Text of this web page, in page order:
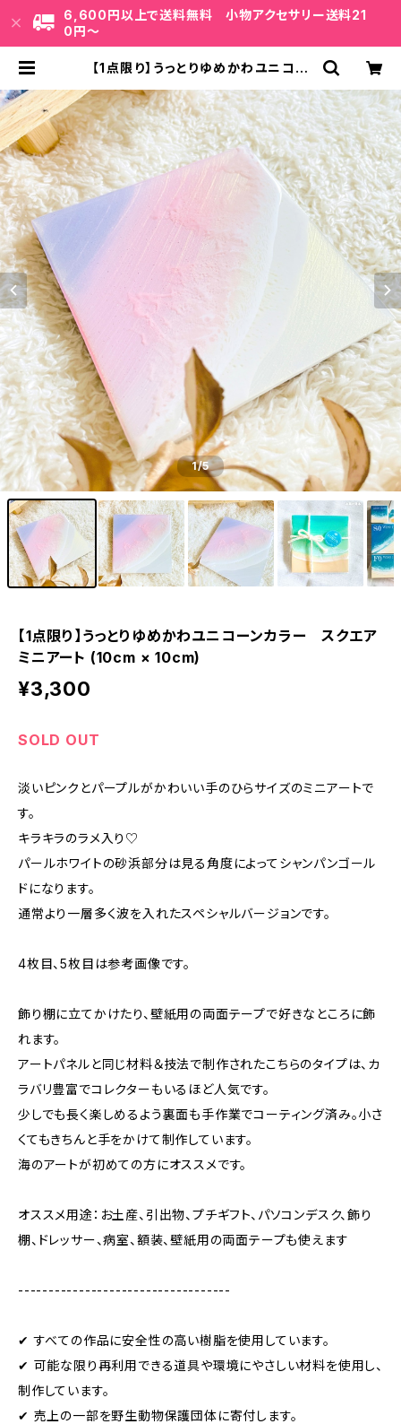
6,600円以上で送料無料 小物アクセサリー送料21
0円〜
【1点限り】うっとりゆめかわユニコー
m × 10cm) | uminote公式通販
BASE店
1/5
【1点限り】うっとりゆめかわユニコーンカラー スクエア
ミニアート (10cm × 10cm)
¥3,300
SOLD OUT
淡いピンクとパープルがかわいい手のひらサイズのミニアートで
す。
キラキラのラメ入り♡
パールホワイトの砂浜部分は見る角度によってシャンパンゴール
ドになります。
通常より一層多く波を入れたスペシャルバージョンです。
4枚目、5枚目は参考画像です。
飾り棚に立てかけたり、壁紙用の両面テープで好きなところに飾
れます。
アートパネルと同じ材料＆技法で制作されたこちらのタイプは、カ
ラバリ豊富でコレクターもいるほど人気です。
少しでも長く楽しめるよう裏面も手作業でコーティング済み。小さ
くてもきちんと手をかけて制作しています。
海のアートが初めての方にオススメです。
オススメ用途：お土産、引出物、プチギフト、パソコンデスク、飾り
棚、ドレッサー、病室、額装、壁紙用の両面テープも使えます
-----------------------------------
✔︎ すべての作品に安全性の高い樹脂を使用しています。
✔︎ 可能な限り再利用できる道具や環境にやさしい材料を使用し、
制作しています。
✔︎ 売上の一部を野生動物保護団体に寄付します。